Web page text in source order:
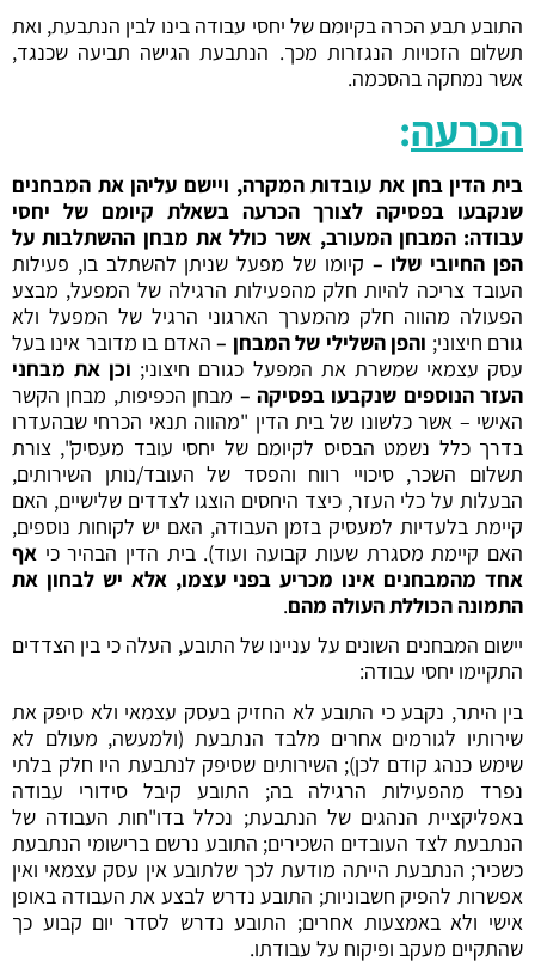
התובע תבע הכרה בקיומם של יחסי עבודה בינו לבין הנתבעת, ואת
תשלום הזכויות הנגזרות מכך. הנתבעת הגישה תביעה שכנגד,
אשר נמחקה בהסכמה.
הכרעה:
בית הדין בחן את עובדות המקרה, ויישם עליהן את המבחנים
שנקבעו בפסיקה לצורך הכרעה בשאלת קיומם של יחסי
עבודה: המבחן המעורב, אשר כולל את מבחן ההשתלבות על
הפן החיובי שלו – קיומו של מפעל שניתן להשתלב בו, פעילות
העובד צריכה להיות חלק מהפעילות הרגילה של המפעל, מבצע
הפעולה מהווה חלק מהמערך הארגוני הרגיל של המפעל ולא
גורם חיצוני; והפן השלילי של המבחן – האדם בו מדובר אינו בעל
עסק עצמאי שמשרת את המפעל כגורם חיצוני; וכן את מבחני
העזר הנוספים שנקבעו בפסיקה – מבחן הכפיפות, מבחן הקשר
האישי – אשר כלשונו של בית הדין "מהווה תנאי הכרחי שבהעדרו
בדרך כלל נשמט הבסיס לקיומם של יחסי עובד מעסיק", צורת
תשלום השכר, סיכויי רווח והפסד של העובד/נותן השירותים,
הבעלות על כלי העזר, כיצד היחסים הוצגו לצדדים שלישיים, האם
קיימת בלעדיות למעסיק בזמן העבודה, האם יש לקוחות נוספים,
האם קיימת מסגרת שעות קבועה ועוד). בית הדין הבהיר כי אף
אחד מהמבחנים אינו מכריע בפני עצמו, אלא יש לבחון את
התמונה הכוללת העולה מהם.
יישום המבחנים השונים על עניינו של התובע, העלה כי בין הצדדים
התקיימו יחסי עבודה:
בין היתר, נקבע כי התובע לא החזיק בעסק עצמאי ולא סיפק את
שירותיו לגורמים אחרים מלבד הנתבעת (ולמעשה, מעולם לא
שימש כנהג קודם לכן); השירותים שסיפק לנתבעת היו חלק בלתי
נפרד מהפעילות הרגילה בה; התובע קיבל סידורי עבודה
באפליקציית הנהגים של הנתבעת; נכלל בדו"חות העבודה של
הנתבעת לצד העובדים השכירים; התובע נרשם ברישומי הנתבעת
כשכיר; הנתבעת הייתה מודעת לכך שלתובע אין עסק עצמאי ואין
אפשרות להפיק חשבוניות; התובע נדרש לבצע את העבודה באופן
אישי ולא באמצעות אחרים; התובע נדרש לסדר יום קבוע כך
שהתקיים מעקב ופיקוח על עבודתו.